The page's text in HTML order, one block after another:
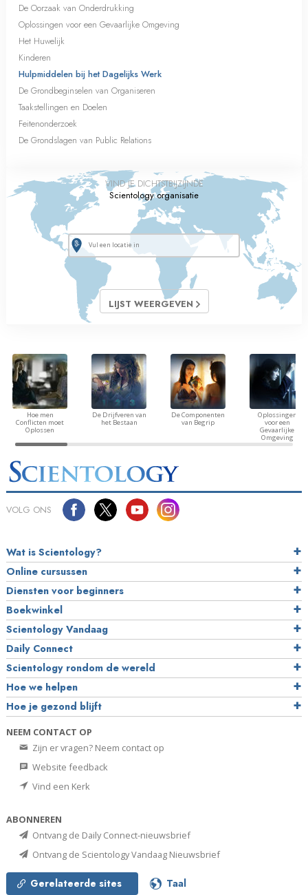
De Oorzaak van Onderdrukking
Oplossingen voor een Gevaarlijke Omgeving
Het Huwelijk
Kinderen
Hulpmiddelen bij het Dagelijks Werk
De Grondbeginselen van Organiseren
Taakstellingen en Doelen
Feitenonderzoek
De Grondslagen van Public Relations
VIND JE DICHTSTBIJZIJNDE
Scientology organisatie
LIJST WEERGEVEN
Hoe men
Conflicten moet
Oplossen
De Drijfveren van
het Bestaan
De Componenten
van Begrip
Oplossingen
voor een
Gevaarlijke
Omgeving
VOLG ONS
Wat is Scientology?
Online cursussen
Diensten voor beginners
Boekwinkel
Scientology Vandaag
Daily Connect
Scientology rondom de wereld
Hoe we helpen
Hoe je gezond blijft
NEEM CONTACT OP
Zijn er vragen? Neem contact op
Website feedback
Vind een Kerk
ABONNEREN
Ontvang de Daily Connect-nieuwsbrief
Ontvang de Scientology Vandaag Nieuwsbrief
Gerelateerde sites Taal